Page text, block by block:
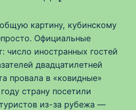
картину, кубинскому
Официальные
число иностранных гостей
двадцатилетней
провала в «ковидные»
страну посетили
из-за рубежа —